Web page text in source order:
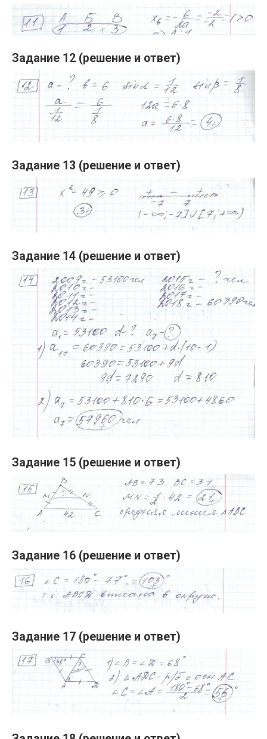
Задание 12 (решение и ответ)
Задание 13 (решение и ответ)
Задание 14 (решение и ответ)
Задание 15 (решение и ответ)
Задание 16 (решение и ответ)
Задание 17 (решение и ответ)